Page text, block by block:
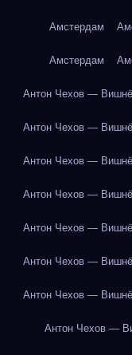
Амстердам
Амстердам
Антон Чехов —
Антон Чехов —
Антон Чехов —
Антон Чехов —
Антон Чехов —
Антон Чехов —
Антон Чехов —
Антон Чехов —